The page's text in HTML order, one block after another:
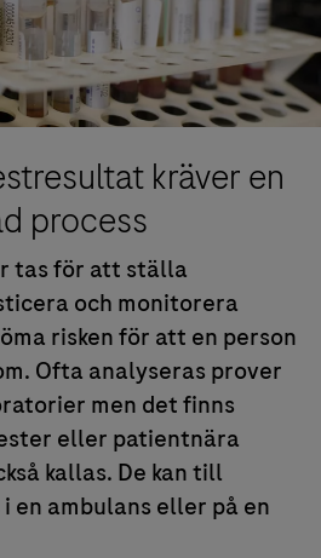
kräver en
process
tas för att ställa
och monitorera
risken för att en person
Ofta analyseras prover
men det finns
eller patientnära
kallas. De kan till
en ambulans eller på en